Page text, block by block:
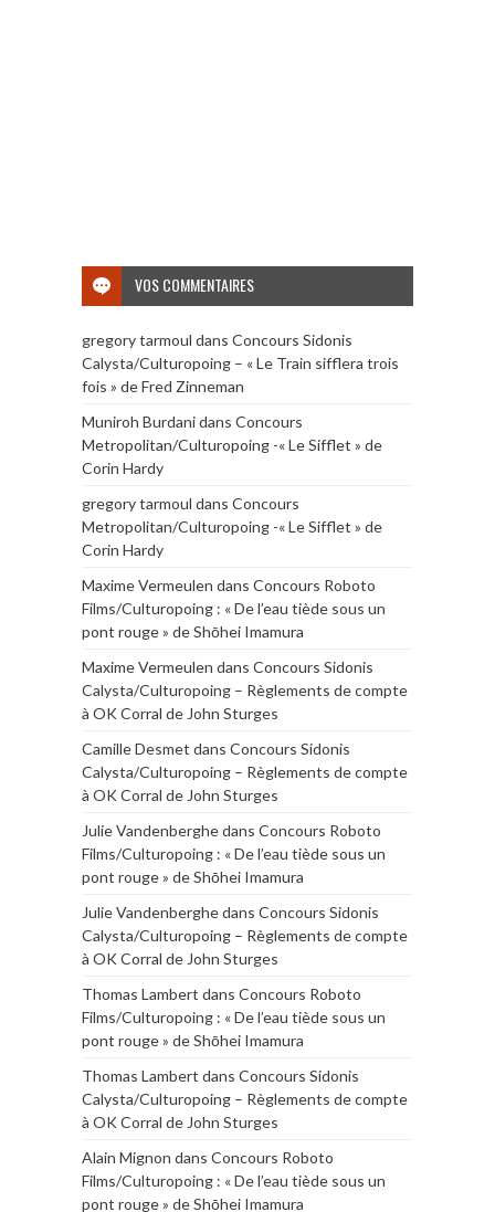
VOS COMMENTAIRES
gregory tarmoul dans Concours Sidonis
Calysta/Culturopoing – « Le Train sifflera trois
fois » de Fred Zinneman
Muniroh Burdanidans Concours
Metropolitan/Culturopoing -« Le Sifflet » de
Corin Hardy
gregory tarmoul dans Concours
Metropolitan/Culturopoing -« Le Sifflet » de
Corin Hardy
Maxime Vermeulen dans Concours Roboto
Films/Culturopoing : « De l’eau tiède sous un
pont rouge » de Shōhei Imamura
Maxime Vermeulen dans Concours Sidonis
Calysta/Culturopoing – Règlements de compte
à OK Corral de John Sturges
Camille Desmet dans Concours Sidonis
Calysta/Culturopoing – Règlements de compte
à OK Corral de John Sturges
Julie Vandenberghedans Concours Roboto
Films/Culturopoing : « De l’eau tiède sous un
pont rouge » de Shōhei Imamura
Julie Vandenberghedans Concours Sidonis
Calysta/Culturopoing – Règlements de compte
à OK Corral de John Sturges
Thomas Lambert dans Concours Roboto
Films/Culturopoing : « De l’eau tiède sous un
pont rouge » de Shōhei Imamura
Thomas Lambert dans Concours Sidonis
Calysta/Culturopoing – Règlements de compte
à OK Corral de John Sturges
Alain Mignon dans Concours Roboto
Films/Culturopoing : « De l’eau tiède sous un
pont rouge » de Shōhei Imamura